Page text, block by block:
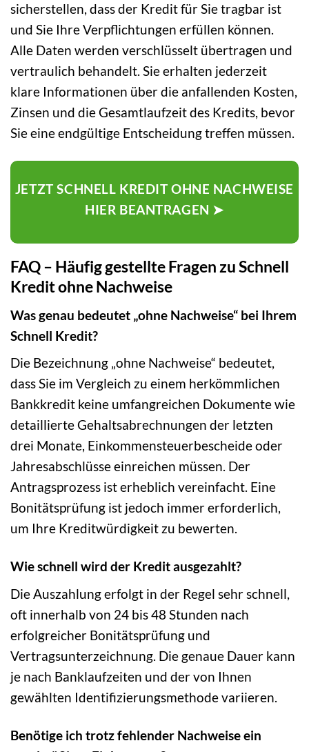
sicherstellen, dass der Kredit für Sie tragbar ist
und Sie Ihre Verpflichtungen erfüllen können.
Alle Daten werden verschlüsselt übertragen und
vertraulich behandelt. Sie erhalten jederzeit
klare Informationen über die anfallenden Kosten,
Zinsen und die Gesamtlaufzeit des Kredits, bevor
Sie eine endgültige Entscheidung treffen müssen.
JETZT SCHNELL KREDIT OHNE NACHWEISE
HIER BEANTRAGEN ➤
FAQ – Häufig gestellte Fragen zu Schnell
Kredit ohne Nachweise
Was genau bedeutet „ohne Nachweise“ bei Ihrem
Schnell Kredit?
Die Bezeichnung „ohne Nachweise“ bedeutet,
dass Sie im Vergleich zu einem herkömmlichen
Bankkredit keine umfangreichen Dokumente wie
detaillierte Gehaltsabrechnungen der letzten
drei Monate, Einkommensteuerbescheide oder
Jahresabschlüsse einreichen müssen. Der
Antragsprozess ist erheblich vereinfacht. Eine
Bonitätsprüfung ist jedoch immer erforderlich,
um Ihre Kreditwürdigkeit zu bewerten.
Wie schnell wird der Kredit ausgezahlt?
Die Auszahlung erfolgt in der Regel sehr schnell,
oft innerhalb von 24 bis 48 Stunden nach
erfolgreicher Bonitätsprüfung und
Vertragsunterzeichnung. Die genaue Dauer kann
je nach Banklaufzeiten und der von Ihnen
gewählten Identifizierungsmethode variieren.
Benötige ich trotz fehlender Nachweise ein